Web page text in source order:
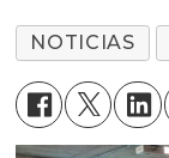
NOTICIAS